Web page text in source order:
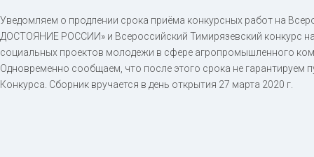
Уведомляем о продлении срока приёма конкурсных работ на
ДОСТОЯНИЕ РОССИИ» и Всероссийский Тимирязевский конкурс
социальных проектов молодежи в сфере агропромышленного
Одновременно сообщаем, что после этого срока не гарантируем
Конкурса. Сборник вручается в день открытия 27 марта 2020 г.